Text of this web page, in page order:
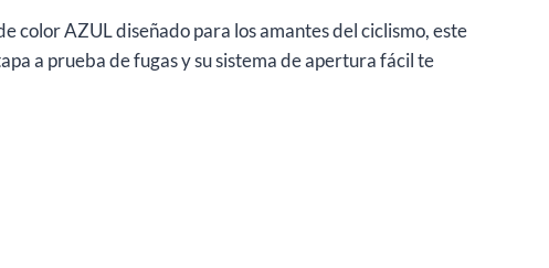
color AZUL diseñado para los amantes del ciclismo, este
a prueba de fugas y su sistema de apertura fácil te